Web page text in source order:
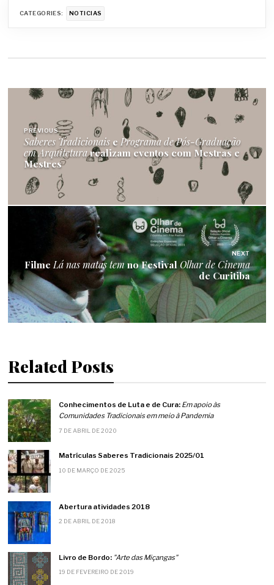
CATEGORIES: NOTICIAS
Navegação
de
Post
PREVIOUS
Saberes Tradicionaise Programa de Pós-Graduação
em Arquiteturarealizam eventos com Mestras e
Mestres
NEXT
FilmeLá nas matas temno FestivalOlhar de Cinema
de Curitiba
Related Posts
Conhecimentos de Luta e de Cura: Em apoio às
Comunidades Tradicionais em meio à Pandemia
7 DE ABRIL DE 2020
Matrículas Saberes Tradicionais 2025/01
10 DE MARÇO DE 2025
Abertura atividades 2018
2 DE ABRIL DE 2018
Livro de Bordo: "Arte das Miçangas"
19 DE FEVEREIRO DE 2019